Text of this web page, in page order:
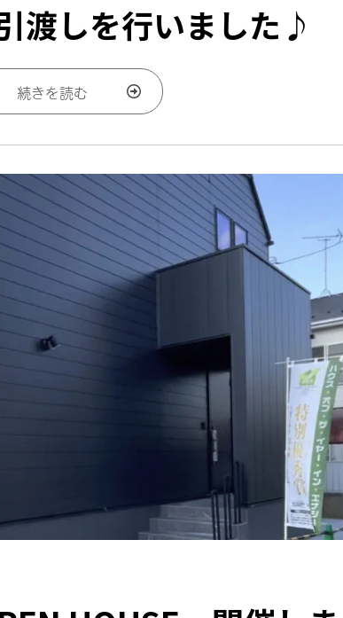
渡しを行いました♪
続きを読む